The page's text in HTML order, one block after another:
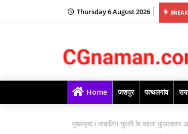
Thursday 6 August 2026
Home जशपुर पत्थलगांव
मुख्यपृष्ठ नाबालिग युवती के बहला फुसलाकर